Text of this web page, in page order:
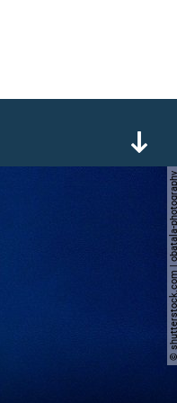
©